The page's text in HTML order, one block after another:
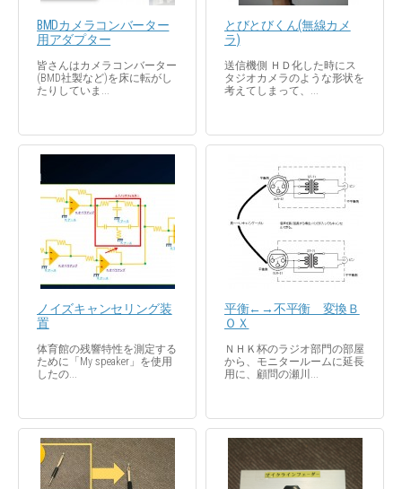
BMDカメラコンバーター
用アダプター
皆さんはカメラコンバーター
(BMD社製など)を床に転がし
たりしていま...
とびとびくん(無線カメ
ラ)
送信機側 ＨＤ化した時にス
タジオカメラのような形状を
考えてしまって、...
ノイズキャンセリング装
置
体育館の残響特性を測定する
ために「My speaker」を使用
したの...
平衡←→不平衡 変換Ｂ
ＯＸ
ＮＨＫ杯のラジオ部門の部屋
から、モニタールームに延長
用に、顧問の瀬川...